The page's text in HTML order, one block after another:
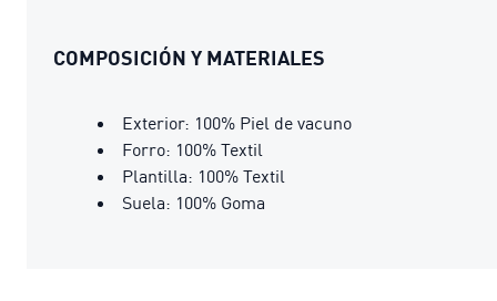
COMPOSICIÓN Y MATERIALES
Exterior: 100% Piel de vacuno
Forro: 100% Textil
Plantilla: 100% Textil
Suela: 100% Goma